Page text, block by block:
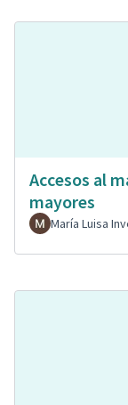
Accesos al
mayores
María Luisa